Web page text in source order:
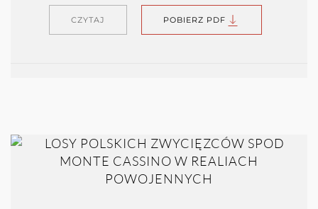
CZYTAJ POBIERZ PDF